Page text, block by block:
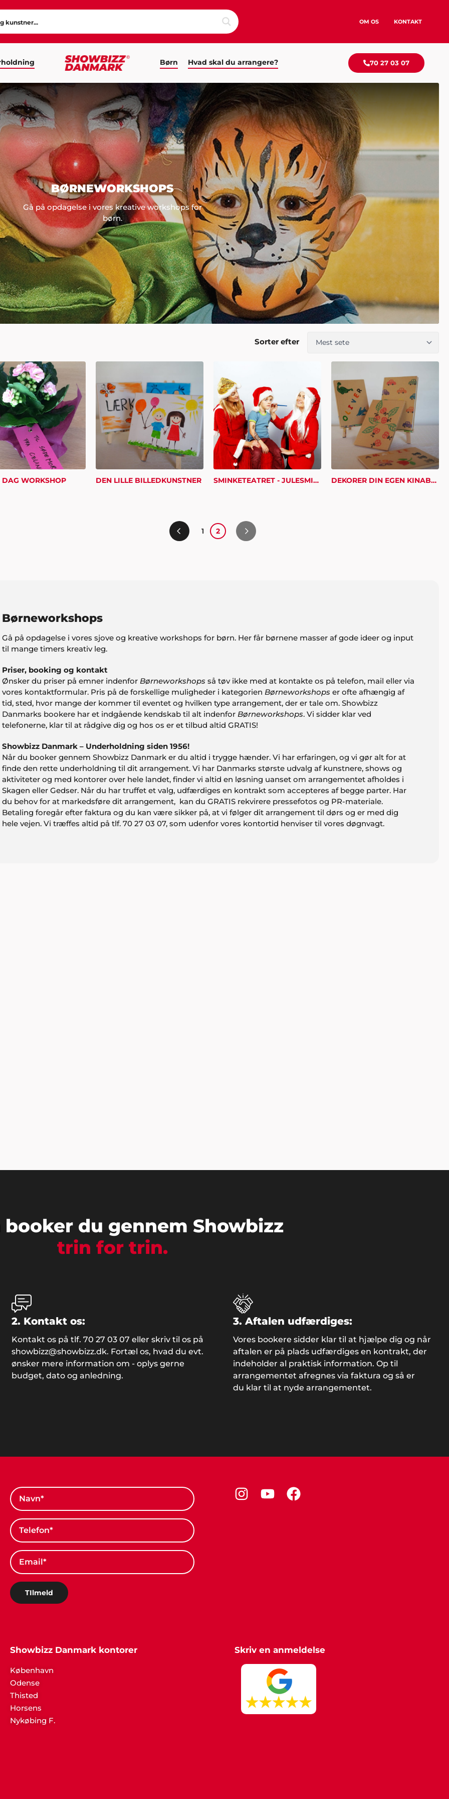
OM OS KONTAKT
Børn Hvad skal du arrangere? 70 27 03 07
BØRNEWORKSHOPS
Gå på opdagelse i vores kreative workshops for
børn.
Sorter efter
DAG WORKSHOP DEN LILLE BILLEDKUNSTNER SMINKETEATRET - JULESMINKE DEKORER DIN EGEN KINABOG
1 2
Børneworkshops
Gå på opdagelse i vores sjove og kreative workshops for børn. Her får børnene masser af gode ideer og input
til mange timers kreativ leg.
Priser, booking og kontakt
Ønsker du priser på emner indenfor Børneworkshops så tøv ikke med at kontakte os på telefon, mail eller via
vores kontaktformular. Pris på de forskellige muligheder i kategorien Børneworkshops er ofte afhængig af
tid, sted, hvor mange der kommer til eventet og hvilken type arrangement, der er tale om. Showbizz
Danmarks bookere har et indgående kendskab til alt indenfor Børneworkshops. Vi sidder klar ved
telefonerne, klar til at rådgive dig og hos os er et tilbud altid GRATIS!
Showbizz Danmark – Underholdning siden 1956!
Når du booker gennem Showbizz Danmark er du altid i trygge hænder. Vi har erfaringen, og vi gør alt for at
finde den rette underholdning til dit arrangement. Vi har Danmarks største udvalg af kunstnere, shows og
aktiviteter og med kontorer over hele landet, finder vi altid en løsning uanset om arrangementet afholdes i
Skagen eller Gedser. Når du har truffet et valg, udfærdiges en kontrakt som accepteres af begge parter. Har
du behov for at markedsføre dit arrangement, kan du GRATIS rekvirere pressefotos og PR-materiale.
Betaling foregår efter faktura og du kan være sikker på, at vi følger dit arrangement til dørs og er med dig
hele vejen. Vi træffes altid på tlf. 70 27 03 07, som udenfor vores kontortid henviser til vores døgnvagt.
booker du gennem Showbizz
trin for trin.
2. Kontakt os:
Kontakt os på tlf. 70 27 03 07 eller skriv til os på
showbizz@showbizz.dk. Fortæl os, hvad du evt.
ønsker mere information om - oplys gerne
budget, dato og anledning.
3. Aftalen udfærdiges:
Vores bookere sidder klar til at hjælpe dig og når
aftalen er på plads udfærdiges en kontrakt, der
indeholder al praktisk information. Op til
arrangementet afregnes via faktura og så er
du klar til at nyde arrangementet.
TIlmeld
Showbizz Danmark kontorer
København
Odense
Thisted
Horsens
Nykøbing F.
Skriv en anmeldelse